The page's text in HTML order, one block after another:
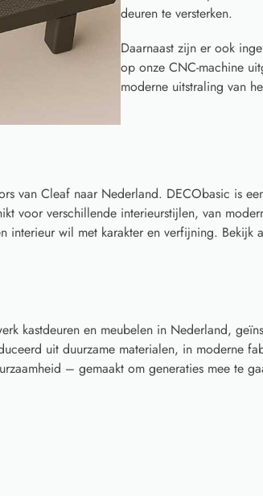
deuren te versterken.
Daarnaast zijn er ook
op onze CNC-machine
moderne uitstraling van
van Cleaf naar Nederland. DECObasic is
voor verschillende interieurstijlen, van
interieur wil met karakter en verfijning. Bekijk
kastdeuren en meubelen in Nederland,
uit duurzame materialen, in moderne
– gemaakt om generaties mee te